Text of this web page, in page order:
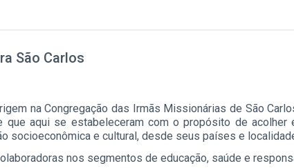
São Carlos
na Congregação das Irmãs Missionárias de São
que aqui se estabeleceram com o propósito de acolher
socioeconômica e cultural, desde seus países e
nos segmentos de educação, saúde e